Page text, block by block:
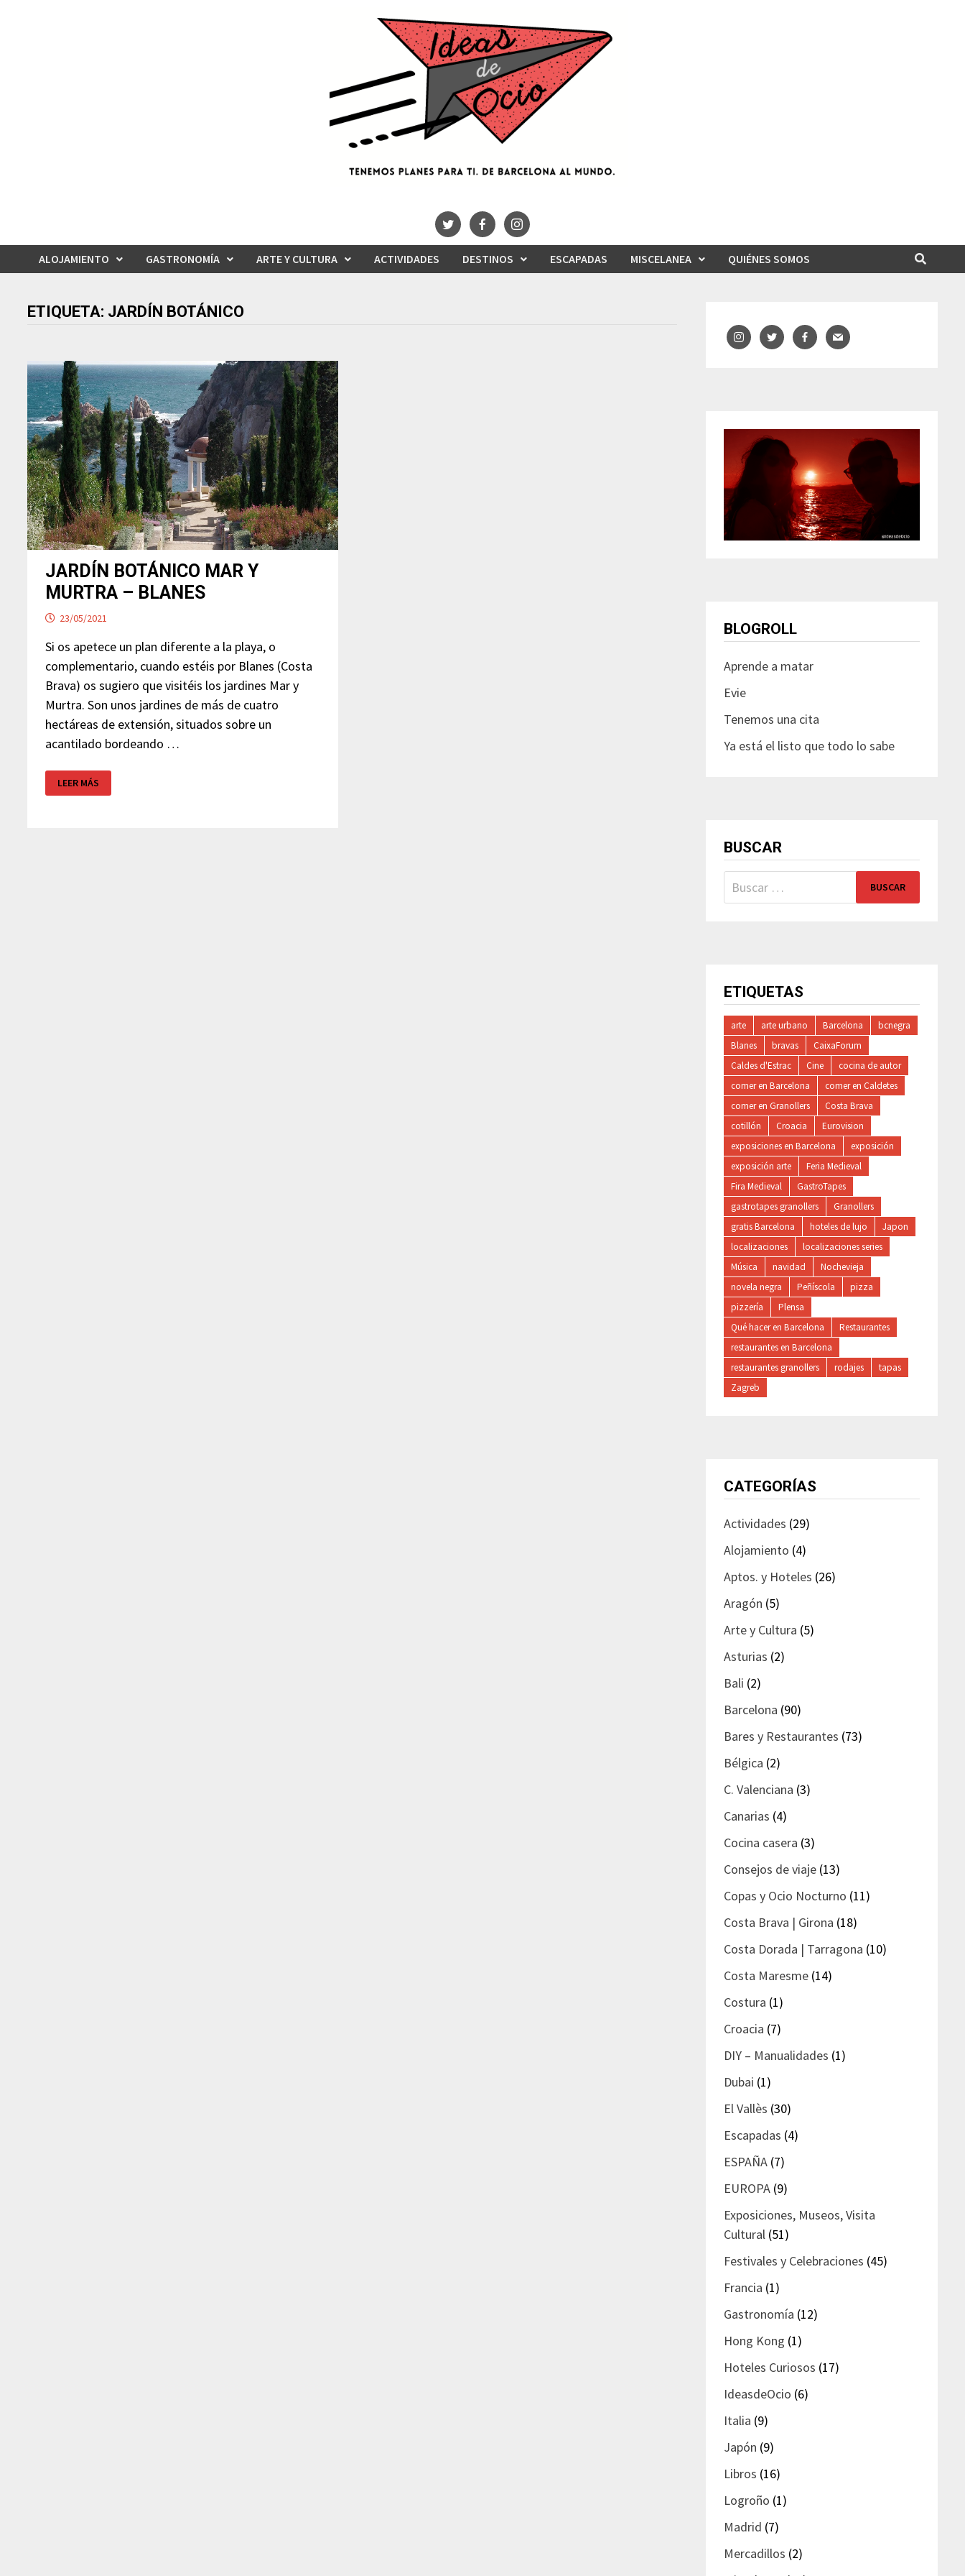
ALOJAMIENTO GASTRONOMÍA ARTE Y CULTURA ACTIVIDADES DESTINOS ESCAPADAS MISCELANEA QUIÉNES SOMOS
ETIQUETA: JARDÍN BOTÁNICO
JARDÍN BOTÁNICO MAR Y
MURTRA – BLANES
23/05/2021
Si os apetece un plan diferente a la playa, o
complementario, cuando estéis por Blanes (Costa
Brava) os sugiero que visitéis los jardines Mar y
Murtra. Son unos jardines de más de cuatro
hectáreas de extensión, situados sobre un
acantilado bordeando …
BOTÁNICO
MAR
LEER MÁS
BLOGROLL
Aprende a matar
Evie
Tenemos una cita
Ya está el listo que todo lo sabe
BUSCAR
Buscar:
ETIQUETAS
arte arte urbano Barcelona
bcnegra
Blanes
bravas
CaixaForum
Caldes d'Estrac
Cine
cocina de autor
comer en Barcelona
comer en Caldetes
comer en Granollers
Costa Brava
cotillón
Croacia
Eurovision
exposiciones en Barcelona
exposición
exposición arte
Feria Medieval
Fira Medieval
GastroTapes
gastrotapes granollers
Granollers
gratis Barcelona
hoteles de lujo
Japon
localizaciones
localizaciones series
Música
navidad
Nochevieja
novela negra
Peñíscola
pizza
pizzería
Plensa
Qué hacer en Barcelona
Restaurantes
restaurantes en Barcelona
restaurantes granollers
rodajes
tapas
Zagreb
CATEGORÍAS
Actividades (29)
Alojamiento (4)
Aptos. y Hoteles (26)
Aragón (5)
Arte y Cultura (5)
Asturias (2)
Bali (2)
Barcelona (90)
Bares y Restaurantes (73)
Bélgica (2)
C. Valenciana (3)
Canarias (4)
Cocina casera (3)
Consejos de viaje (13)
Copas y Ocio Nocturno (11)
Costa Brava | Girona (18)
Costa Dorada | Tarragona (10)
Costa Maresme (14)
Costura (1)
Croacia (7)
DIY – Manualidades (1)
Dubai (1)
El Vallès (30)
Escapadas (4)
ESPAÑA (7)
EUROPA (9)
Exposiciones, Museos, Visita
Cultural (51)
Festivales y Celebraciones (45)
Francia (1)
Gastronomía (12)
Hong Kong (1)
Hoteles Curiosos (17)
IdeasdeOcio (6)
Italia (9)
Japón (9)
Libros (16)
Logroño (1)
Madrid (7)
Mercadillos (2)